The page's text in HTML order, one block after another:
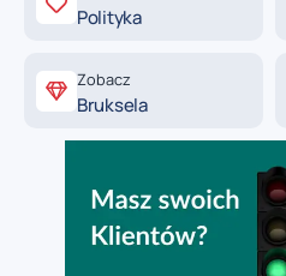
Polityka
Zobacz
Bruksela